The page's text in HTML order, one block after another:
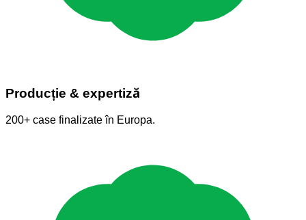
Producție & expertiză
200+ case finalizate în Europa.